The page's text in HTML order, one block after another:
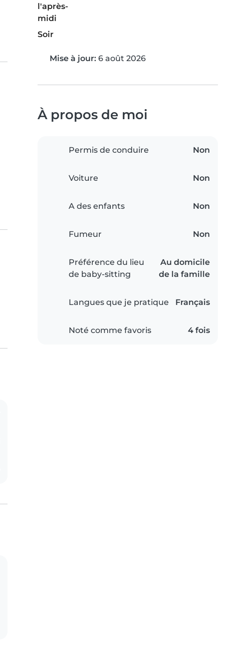
l'après-
midi
Soir
Mise à jour: 6 août 2026
À propos de moi
Permis de conduire Non
Voiture Non
A des enfants Non
Fumeur Non
Préférence du lieu
de baby-sitting
Au domicile
de la famille
Langues que je pratique Français
Noté comme favoris 4 fois